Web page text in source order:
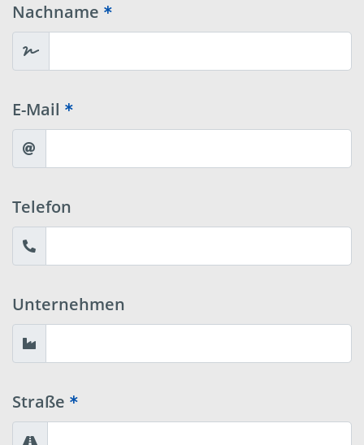
Nachname
E-Mail
Telefon
Unternehmen
Straße